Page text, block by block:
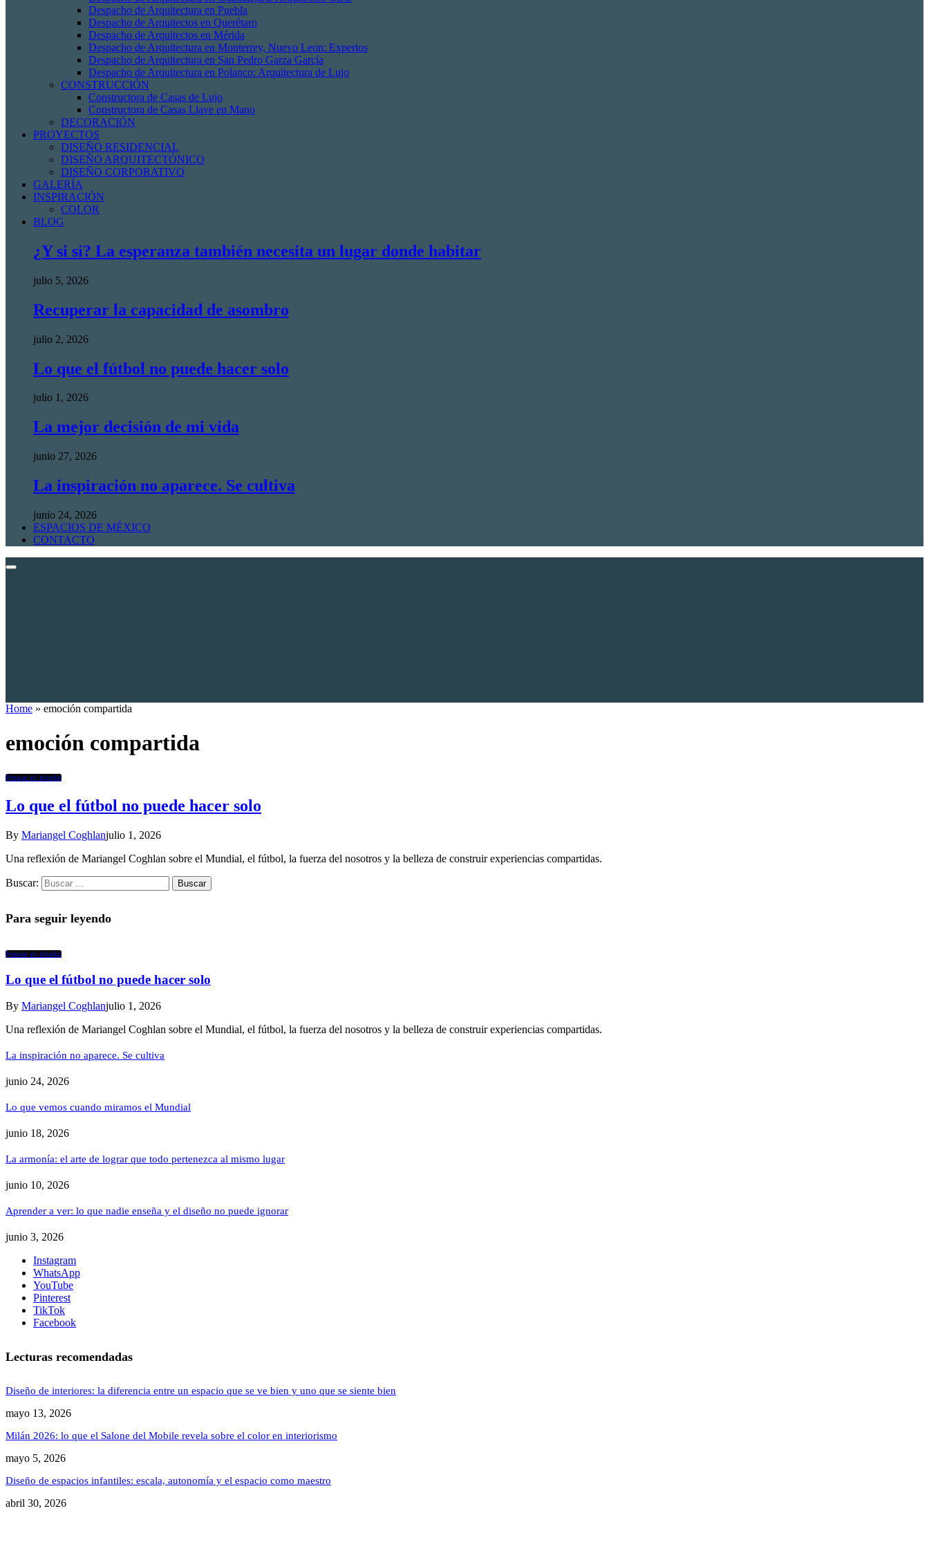
Despacho de Arquitectura en Puebla
Despacho de Arquitectos en Querétaro
Despacho de Arquitectos en Mérida
Despacho de Arquitectura en Monterrey, Nuevo Leon: Expertos
Despacho de Arquitectura en San Pedro Garza García
Despacho de Arquitectura en Polanco: Arquitectura de Lujo
CONSTRUCCIÓN
Constructora de Casas de Lujo
Constructora de Casas Llave en Mano
DECORACIÓN
PROYECTOS
DISEÑO RESIDENCIAL
DISEÑO ARQUITECTÓNICO
DISEÑO CORPORATIVO
GALERÍA
INSPIRACIÓN
COLOR
BLOG
¿Y si sí? La esperanza también necesita un lugar donde habitar
julio 5, 2026
Recuperar la capacidad de asombro
julio 2, 2026
Lo que el fútbol no puede hacer solo
julio 1, 2026
La mejor decisión de mi vida
junio 27, 2026
La inspiración no aparece. Se cultiva
junio 24, 2026
ESPACIOS DE MÉXICO
CONTACTO
Home » emoción compartida
emoción compartida
Pensar el diseño
Lo que el fútbol no puede hacer solo
By Mariangel Coghlanjulio 1, 2026
Una reflexión de Mariangel Coghlan sobre el Mundial, el fútbol, la fuerza del nosotros y la belleza de construir experiencias compartidas.
Buscar:
Para seguir leyendo
Pensar el diseño
Lo que el fútbol no puede hacer solo
By Mariangel Coghlanjulio 1, 2026
Una reflexión de Mariangel Coghlan sobre el Mundial, el fútbol, la fuerza del nosotros y la belleza de construir experiencias compartidas.
La inspiración no aparece. Se cultiva
junio 24, 2026
Lo que vemos cuando miramos el Mundial
junio 18, 2026
La armonía: el arte de lograr que todo pertenezca al mismo lugar
junio 10, 2026
Aprender a ver: lo que nadie enseña y el diseño no puede ignorar
junio 3, 2026
Instagram
WhatsApp
YouTube
Pinterest
TikTok
Facebook
Lecturas recomendadas
Diseño de interiores: la diferencia entre un espacio que se ve bien y uno que se siente bien
mayo 13, 2026
Milán 2026: lo que el Salone del Mobile revela sobre el color en interiorismo
mayo 5, 2026
Diseño de espacios infantiles: escala, autonomía y el espacio como maestro
abril 30, 2026